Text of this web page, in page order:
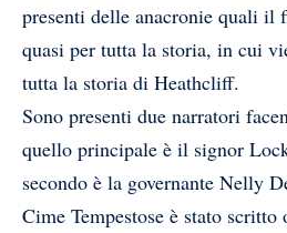
presenti delle anacronie quali il
quasi per tutta la storia, in cui
tutta la storia di Heathcliff.
Sono presenti due narratori
quello principale è il signor
secondo è la governante Nelly
Cime Tempestose è stato